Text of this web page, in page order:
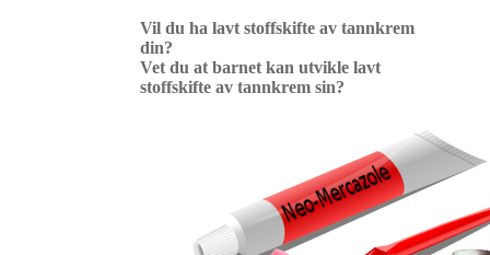
Vil du ha lavt stoffskifte av tannkrem
din?
Vet du at barnet kan utvikle lavt
stoffskifte av tannkrem sin?